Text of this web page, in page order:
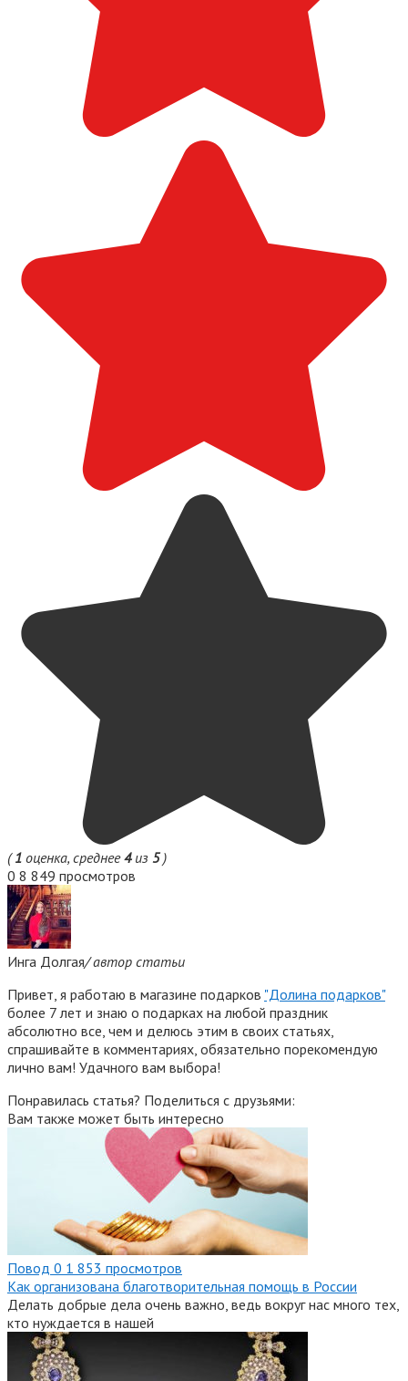
(1 оценка, среднее4из 5)
0 8 849 просмотров
Инга Долгая/ автор статьи
Привет, я работаю в магазине подарков "Долина подарков"
более 7 лет и знаю о подарках на любой праздник
абсолютно все, чем и делюсь этим в своих статьях,
спрашивайте в комментариях, обязательно порекомендую
лично вам! Удачного вам выбора!
Понравилась статья? Поделиться с друзьями:
Вам также может быть интересно
Повод 0 1 853 просмотров
Как организована благотворительная помощь в России
Делать добрые дела очень важно, ведь вокруг нас много тех,
кто нуждается в нашей